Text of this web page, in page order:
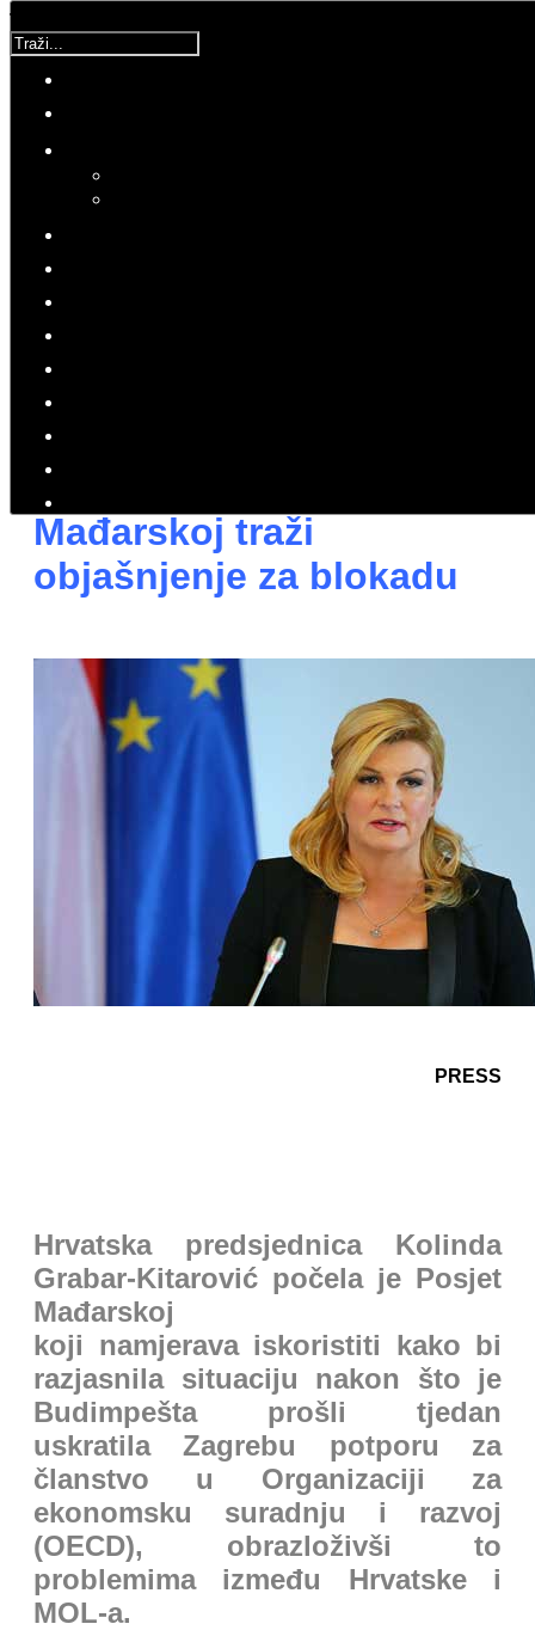
Traži...
Molimo ocijenite
Utorak, 12 Rujan 2017 13:16
PRESS
UCM
Nadam se da ću dobiti dodatna
objašnjenja
Predsjednica u
Mađarskoj traži
objašnjenje za blokadu
PRESS
Hrvatska predsjednica Kolinda
Grabar-Kitarović počela je Posjet
Mađarskoj
koji namjerava iskoristiti kako bi
razjasnila situaciju nakon što je
Budimpešta prošli tjedan
uskratila Zagrebu potporu za
članstvo u Organizaciji za
ekonomsku suradnju i razvoj
(OECD), obrazloživši to
problemima između Hrvatske i
MOL-a.